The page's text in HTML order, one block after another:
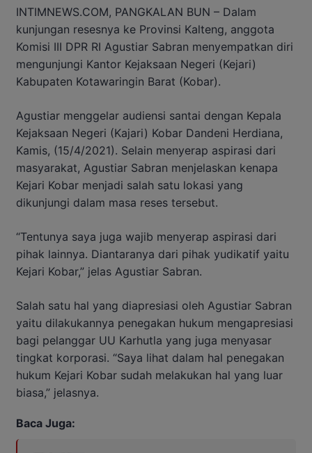
INTIMNEWS.COM, PANGKALAN BUN – Dalam
kunjungan resesnya ke Provinsi Kalteng, anggota
Komisi III DPR RI Agustiar Sabran menyempatkan diri
mengunjungi Kantor Kejaksaan Negeri (Kejari)
Kabupaten Kotawaringin Barat (Kobar).
Agustiar menggelar audiensi santai dengan Kepala
Kejaksaan Negeri (Kajari) Kobar Dandeni Herdiana,
Kamis, (15/4/2021). Selain menyerap aspirasi dari
masyarakat, Agustiar Sabran menjelaskan kenapa
Kejari Kobar menjadi salah satu lokasi yang
dikunjungi dalam masa reses tersebut.
“Tentunya saya juga wajib menyerap aspirasi dari
pihak lainnya. Diantaranya dari pihak yudikatif yaitu
Kejari Kobar,” jelas Agustiar Sabran.
Salah satu hal yang diapresiasi oleh Agustiar Sabran
yaitu dilakukannya penegakan hukum mengapresiasi
bagi pelanggar UU Karhutla yang juga menyasar
tingkat korporasi. “Saya lihat dalam hal penegakan
hukum Kejari Kobar sudah melakukan hal yang luar
biasa,” jelasnya.
Baca Juga: